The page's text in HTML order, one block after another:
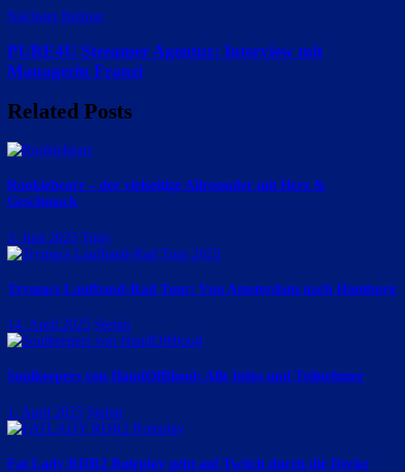
Nächster Beitrag
PURE4U Streamer Agentur: Interview mit
Managerin Franzi
Related Posts
Rookiebearr – der vielseitige Allrounder mit Herz &
Geschmack
3. Juni 2025 Tony
Trymacs Laufband-Rad Tour: Von Amsterdam nach Hamburg
14. April 2025 Stefan
Soulkeepers von HandOfBlood: Alle Infos und Teilnehmer
1. April 2025 Stefan
Fat Lady RDR2 Roleplay geht auf Twitch durch die Decke